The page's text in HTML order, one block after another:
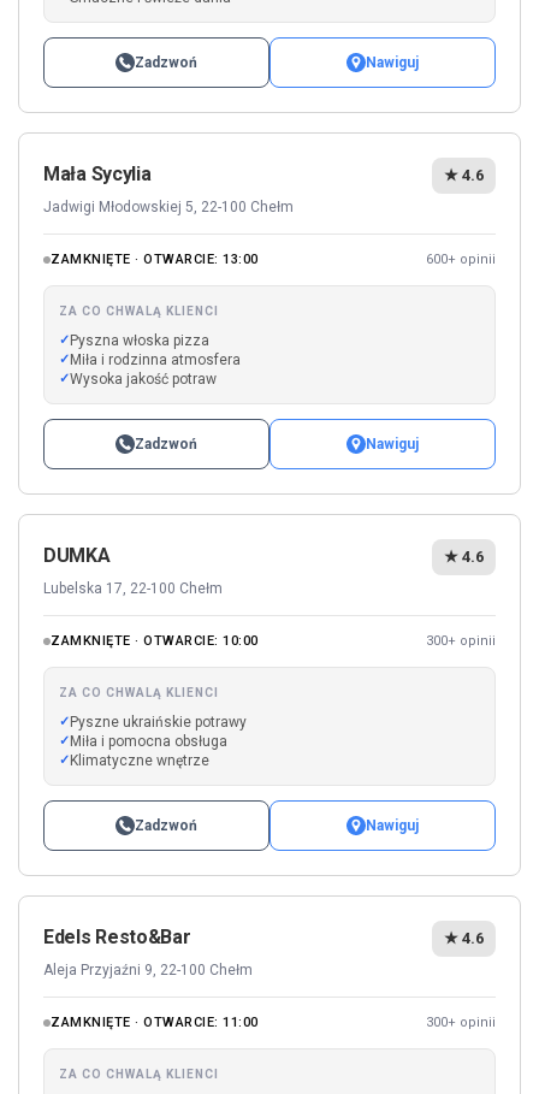
Zadzwoń Nawiguj
Mała Sycylia
Jadwigi Młodowskiej 5, 22-100 Chełm
★ 4.6
ZAMKNIĘTE · OTWARCIE: 13:00 600+ opinii
ZA CO CHWALĄ KLIENCI
Pyszna włoska pizza
Miła i rodzinna atmosfera
Wysoka jakość potraw
Zadzwoń Nawiguj
DUMKA
Lubelska 17, 22-100 Chełm
★ 4.6
ZAMKNIĘTE · OTWARCIE: 10:00 300+ opinii
ZA CO CHWALĄ KLIENCI
Pyszne ukraińskie potrawy
Miła i pomocna obsługa
Klimatyczne wnętrze
Zadzwoń Nawiguj
Edels Resto&Bar
Aleja Przyjaźni 9, 22-100 Chełm
★ 4.6
ZAMKNIĘTE · OTWARCIE: 11:00 300+ opinii
ZA CO CHWALĄ KLIENCI